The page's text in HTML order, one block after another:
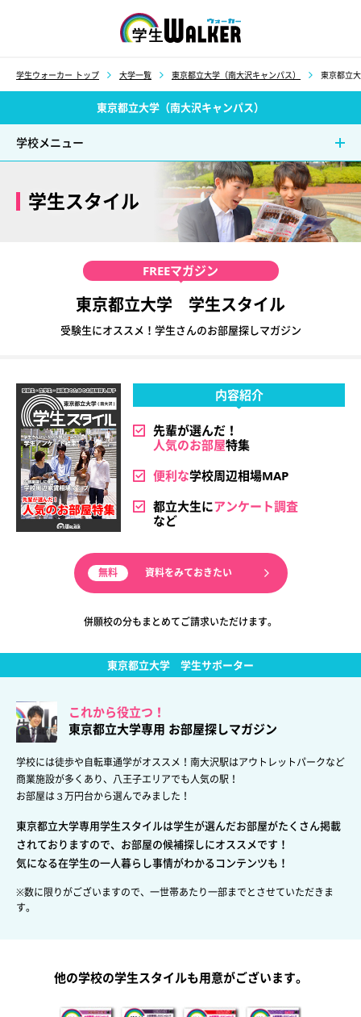
学生ウォーカー トップ 大学一覧 東京都立大学（南大沢キャンパス） 東京都立
東京都立大学（南大沢キャンパス）
学校メニュー
学生スタイル
FREEマガジン
東京都立大学 学生スタイル
受験生にオススメ！学生さんのお部屋探しマガジン
内容紹介
先輩が選んだ！
人気のお部屋特集
便利な学校周辺相場MAP
都立大生にアンケート調査
など
資料をみておきたい
併願校の分もまとめてご請求いただけます。
東京都立大学 学生サポーター
これから役立つ！
東京都立大学専用 お部屋探しマガジン
学校には徒歩や自転車通学がオススメ！南大沢駅はアウトレットパークなど
商業施設が多くあり、八王子エリアでも人気の駅！
お部屋は３万円台から選んでみました！
東京都立大学専用学生スタイルは学生が選んだお部屋がたくさん掲載
されておりますので、お部屋の候補探しにオススメです！
気になる在学生の一人暮らし事情がわかるコンテンツも！
※数に限りがございますので、一世帯あたり一部までとさせていただきま
す。
他の学校の学生スタイルも用意がございます。